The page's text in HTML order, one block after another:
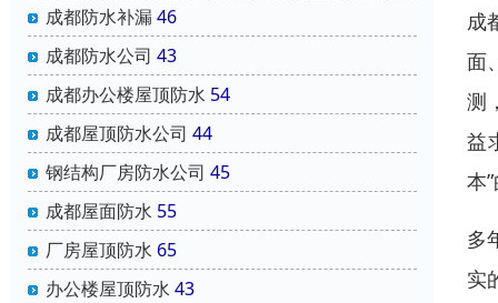
成都防水补漏46
成都防水公司 43
成都办公楼屋顶防水 54
成都屋顶防水公司 44
钢结构厂房防水公司 45
成都屋面防水 55
厂房屋顶防水 65
办公楼屋顶防水 43
成
面
测
益
本
多
实